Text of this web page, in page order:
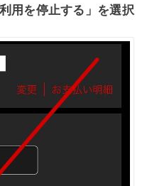
用を停止する」を選択